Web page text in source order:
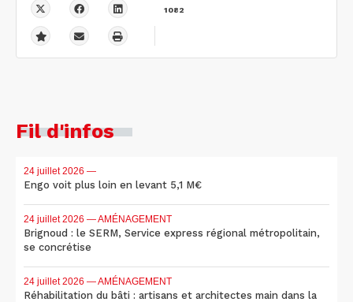
1082
Fil d'infos
24 juillet 2026 —
Engo voit plus loin en levant 5,1 M€
24 juillet 2026 — AMÉNAGEMENT
Brignoud : le SERM, Service express régional métropolitain,
se concrétise
24 juillet 2026 — AMÉNAGEMENT
Réhabilitation du bâti : artisans et architectes main dans la